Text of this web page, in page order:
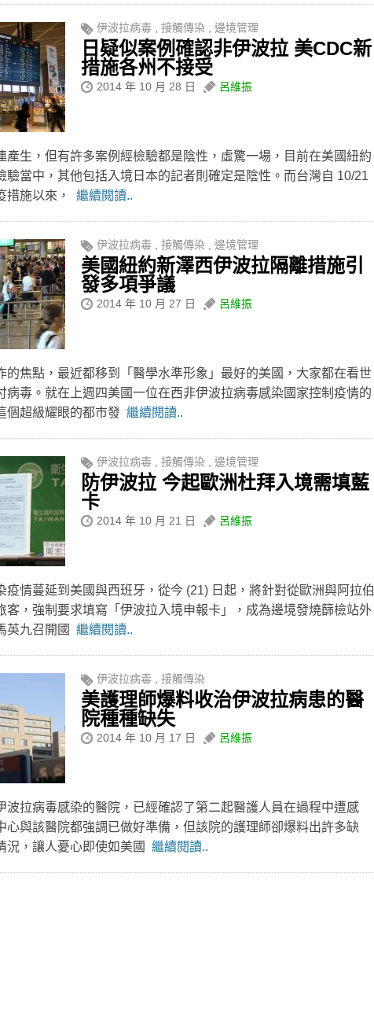
伊波拉病毒 , 接觸傳染 , 邊境管理
日疑似案例確認非伊波拉 美CDC新
措施各州不接受
2014 年 10 月 28 日 呂維振
產生，但有許多案例經檢驗都是陰性，虛驚一場，目前在美國紐約
驗當中，其他包括入境日本的記者則確定是陰性。而台灣自 10/21
措施以來， 繼續閱讀..
伊波拉病毒 , 接觸傳染 , 邊境管理
美國紐約新澤西伊波拉隔離措施引
發多項爭議
2014 年 10 月 27 日 呂維振
的焦點，最近都移到「醫學水準形象」最好的美國，大家都在看世
病毒。就在上週四美國一位在西非伊波拉病毒感染國家控制疫情的
個超級耀眼的都市發 繼續閱讀..
伊波拉病毒 , 接觸傳染 , 邊境管理
防伊波拉 今起歐洲杜拜入境需填藍
卡
2014 年 10 月 21 日 呂維振
疫情蔓延到美國與西班牙，從今 (21) 日起，將針對從歐洲與阿拉伯
客，強制要求填寫「伊波拉入境申報卡」，成為邊境發燒篩檢站外
英九召開國 繼續閱讀..
伊波拉病毒 , 接觸傳染
美護理師爆料收治伊波拉病患的醫
院種種缺失
2014 年 10 月 17 日 呂維振
波拉病毒感染的醫院，已經確認了第二起醫護人員在過程中遭感
心與該醫院都強調已做好準備，但該院的護理師卻爆料出許多缺
況，讓人憂心即使如美國 繼續閱讀..